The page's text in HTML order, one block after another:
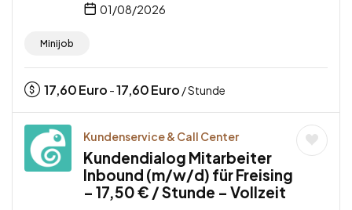
01/08/2026
Minijob
17,60Euro -17,60Euro / Stunde
Kundenservice & Call Center
Kundendialog Mitarbeiter
Inbound (m/w/d) für Freising
– 17,50 € / Stunde – Vollzeit